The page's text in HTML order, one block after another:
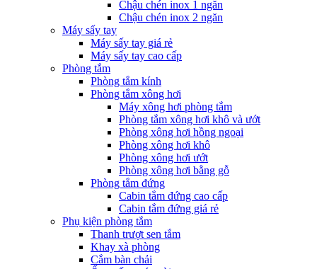
Chậu chén inox 1 ngăn
Chậu chén inox 2 ngăn
Máy sấy tay
Máy sấy tay giá rẻ
Máy sấy tay cao cấp
Phòng tắm
Phòng tắm kính
Phòng tắm xông hơi
Máy xông hơi phòng tắm
Phòng tắm xông hơi khô và ướt
Phòng xông hơi hồng ngoại
Phòng xông hơi khô
Phòng xông hơi ướt
Phòng xông hơi bằng gỗ
Phòng tắm đứng
Cabin tắm đứng cao cấp
Cabin tắm đứng giá rẻ
Phụ kiện phòng tắm
Thanh trượt sen tắm
Khay xà phòng
Cắm bàn chải